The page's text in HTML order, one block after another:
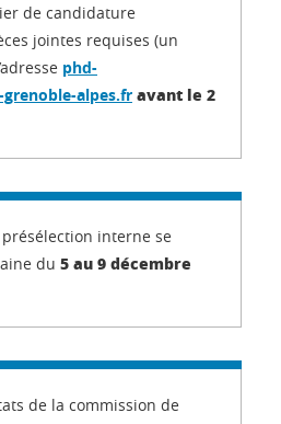
de candidature
jointes requises (un
phd-
alpes.fr avant le 2
interne se
du 5 au 9 décembre
de la commission de